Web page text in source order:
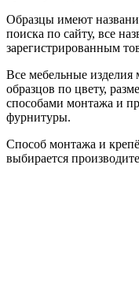
Образцы имеют
поиска по сайту, все
зарегистрированным
Все мебельные изделия
образцов по цвету,
способами монтажа и
фурнитуры.
Способ монтажа и
выбирается